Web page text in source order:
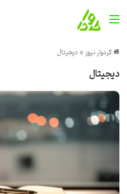
منو
کردوار نیوز»دیجیتال
دیجیتال